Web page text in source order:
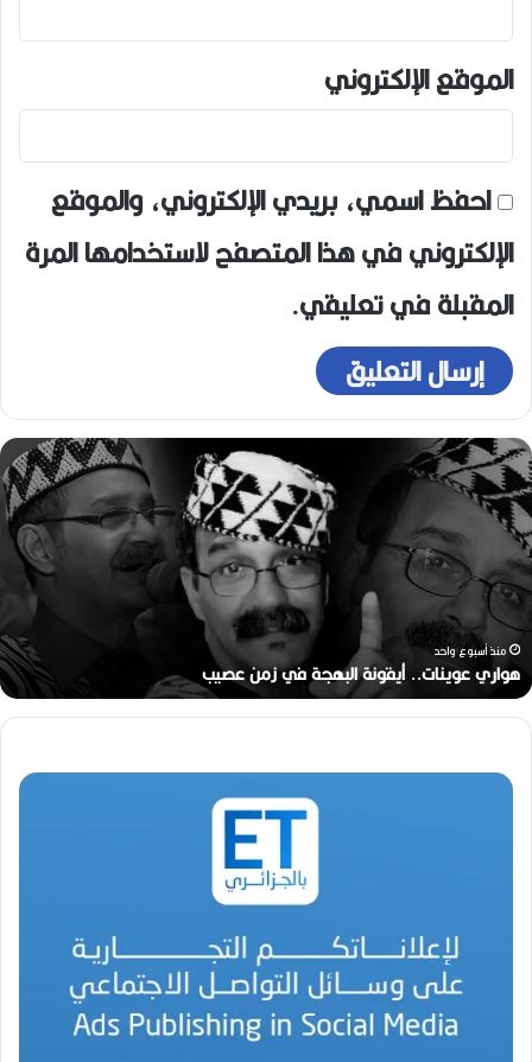
الموقع الإلكتروني
احفظ اسمي، بريدي الإلكتروني، والموقع
الإلكتروني في هذا المتصفح لاستخدامها المرة
المقبلة في تعليقي.
رحيل
المخرج
القدير
محمد
الأمين
مرباح
(1946-
2026)
منذ أسبوعين
رحيل المخرج القدير محمد الأمين مرباح (1946-2026)